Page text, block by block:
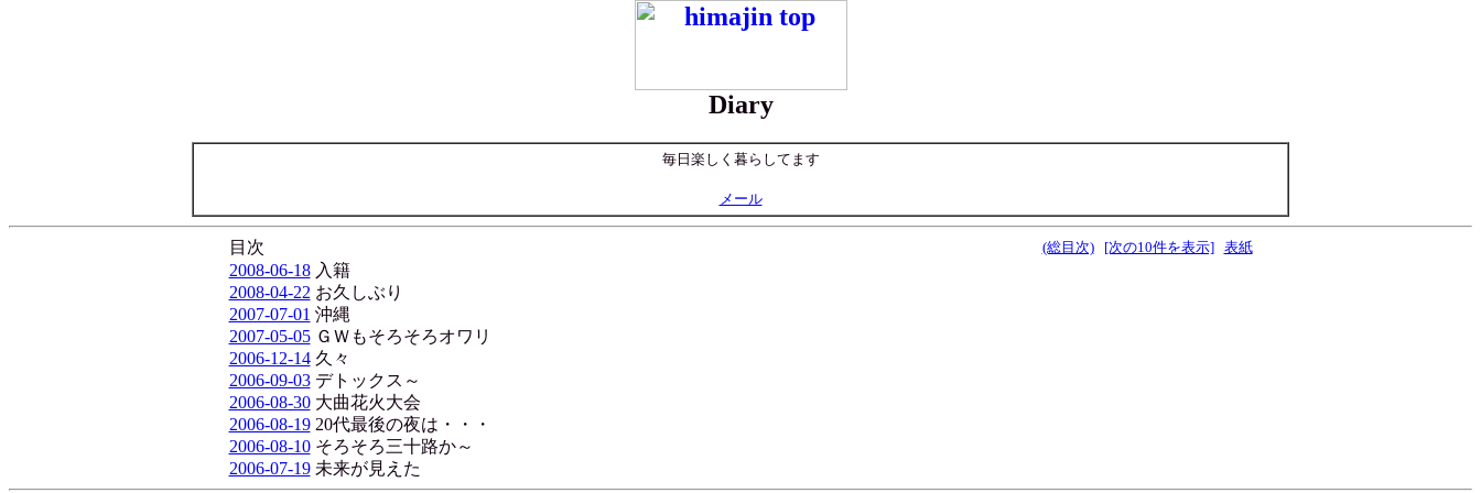
Diary
毎日楽しく暮らしてます
メール
目次 (総目次) [次の10件を表示] 表紙
2008-06-18入籍
2008-04-22 お久しぶり
2007-07-01 沖縄
2007-05-05ＧＷもそろそろオワリ
2006-12-14久々
2006-09-03デトックス～
2006-08-30大曲花火大会
2006-08-1920代最後の夜は・・・
2006-08-10そろそろ三十路か～
2006-07-19未来が見えた